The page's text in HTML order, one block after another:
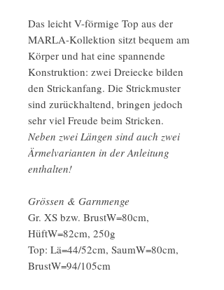
Das leicht V-förmige Top aus der
MARLA-Kollektion sitzt bequem am
Körper und hat eine spannende
Konstruktion: zwei Dreiecke bilden
den Strickanfang. Die Strickmuster
sind zurückhaltend, bringen jedoch
sehr viel Freude beim Stricken.
Neben zwei Längen sind auch zwei
Ärmelvarianten in der Anleitung
enthalten!
Grössen & Garnmenge
Gr. XS bzw. BrustW=80cm,
HüftW=82cm, 250g
Top: Lä=44/52cm, SaumW=80cm,
BrustW=94/105cm